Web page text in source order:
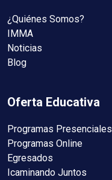
¿Quiénes Somos?
IMMA
Noticias
Blog
Oferta Educativa
Programas Presenciales
Programas Online
Egresados
Icaminando Juntos